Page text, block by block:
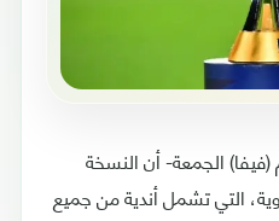
(فيفا) الجمعة- أن النسخة
التي تشمل أندية من جميع